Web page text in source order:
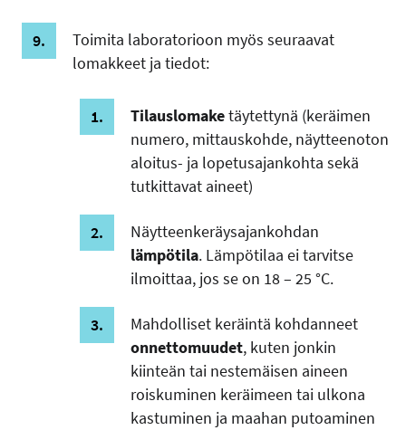
Toimita laboratorioon myös seuraavat
lomakkeet ja tiedot:
Tilauslomaketäytettynä (keräimen
numero, mittauskohde, näytteenoton
aloitus- ja lopetusajankohta sekä
tutkittavat aineet)
Näytteenkeräysajankohdan
lämpötila. Lämpötilaa ei tarvitse
ilmoittaa, jos se on 18 – 25 °C.
Mahdolliset keräintä kohdanneet
onnettomuudet, kuten jonkin
kiinteän tai nestemäisen aineen
roiskuminen keräimeen tai ulkona
kastuminen ja maahan putoaminen